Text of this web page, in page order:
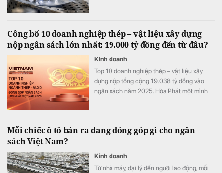
Công bố 10 doanh nghiệp thép – vật liệu xây dựng
nộp ngân sách lớn nhất: 19.000 tỷ đồng đến từ đâu?
Kinh doanh
Top 10 doanh nghiệp thép – vật liệu xây
dựng nộp tổng cộng 19.038 tỷ đồng vào
ngân sách năm 2025. Hòa Phát một mình
Mỗi chiếc ô tô bán ra đang đóng góp gì cho ngân
sách Việt Nam?
Kinh doanh
Từ nhà máy, đại lý đến người lao động, mỗi